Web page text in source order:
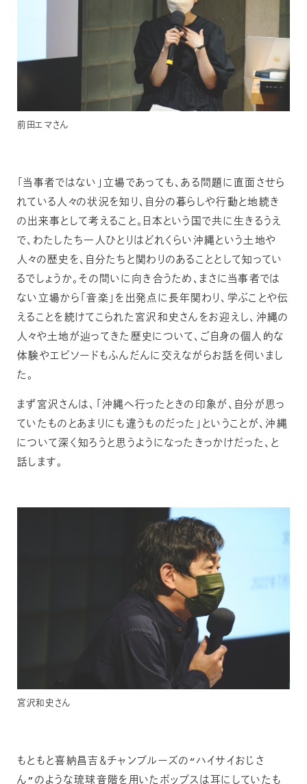
前田エマさん
「当事者ではない」立場であっても、ある問題に直面させら
れている人々の状況を知り、自分の暮らしや行動と地続き
の出来事として考えること。日本という国で共に生きるうえ
で、わたしたち一人ひとりはどれくらい沖縄という土地や
人々の歴史を、自分たちと関わりのあることとして知ってい
るでしょうか。その問いに向き合うため、まさに当事者では
ない立場から「音楽」を出発点に長年関わり、学ぶことや伝
えることを続けてこられた宮沢和史さんをお迎えし、沖縄の
人々や土地が辿ってきた歴史について、ご自身の個人的な
体験やエピソードもふんだんに交えながらお話を伺いまし
た。
まず宮沢さんは、「沖縄へ行ったときの印象が、自分が思っ
ていたものとあまりにも違うものだった」ということが、沖縄
について深く知ろうと思うようになったきっかけだった、と
話します。
宮沢和史さん
もともと喜納昌吉＆チャンプルーズの“ハイサイおじさ
ん”のような琉球音階を用いたポップスは耳にしていたも